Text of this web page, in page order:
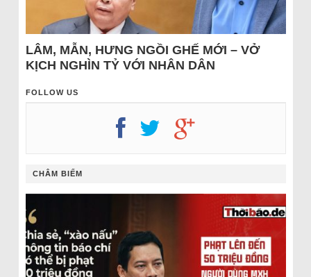
LÂM, MẪN, HƯNG NGỒI GHẾ MỚI – VỞ
KỊCH NGHÌN TỶ VỚI NHÂN DÂN
FOLLOW US
CHÂM BIẾM